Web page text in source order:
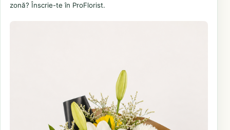
zonă? Înscrie-te în ProFlorist.